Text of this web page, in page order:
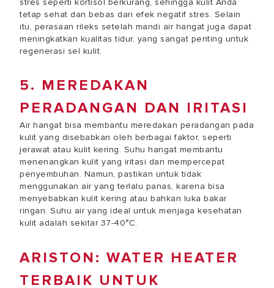
tetap sehat dan bebas dari efek negatif stres. Selain
itu, perasaan rileks setelah mandi air hangat juga dapat
meningkatkan kualitas tidur, yang sangat penting untuk
regenerasi sel kulit.
5. MEREDAKAN
PERADANGAN DAN IRITASI
Air hangat bisa membantu meredakan peradangan pada
kulit yang disebabkan oleh berbagai faktor, seperti
jerawat atau kulit kering. Suhu hangat membantu
menenangkan kulit yang iritasi dan mempercepat
penyembuhan. Namun, pastikan untuk tidak
menggunakan air yang terlalu panas, karena bisa
menyebabkan kulit kering atau bahkan luka bakar
ringan. Suhu air yang ideal untuk menjaga kesehatan
kulit adalah sekitar 37-40°C.
ARISTON: WATER HEATER
TERBAIK UNTUK